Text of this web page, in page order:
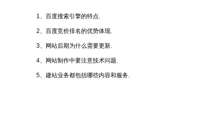
1、百度搜索引擎的特点.
2、百度竞价排名的优势体现.
3、网站后期为什么需要更新.
4、网站制作中要注意技术问题.
5、建站业务都包括哪些内容和服务.